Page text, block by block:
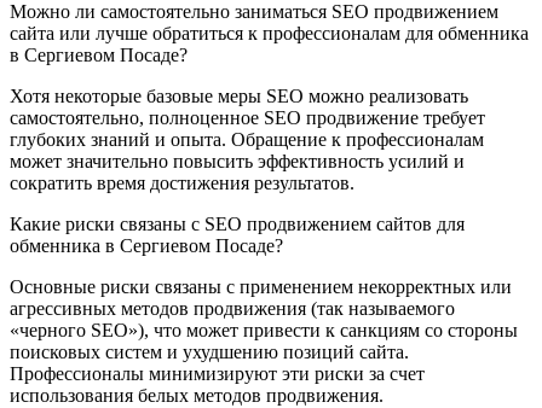
Можно ли самостоятельно заниматься SEO продвижением
сайта или лучше обратиться к профессионалам для обменника
в Сергиевом Посаде?
Хотя некоторые базовые меры SEO можно реализовать
самостоятельно, полноценное SEO продвижение требует
глубоких знаний и опыта. Обращение к профессионалам
может значительно повысить эффективность усилий и
сократить время достижения результатов.
Какие риски связаны с SEO продвижением сайтов для
обменника в Сергиевом Посаде?
Основные риски связаны с применением некорректных или
агрессивных методов продвижения (так называемого
«черного SEO»), что может привести к санкциям со стороны
поисковых систем и ухудшению позиций сайта.
Профессионалы минимизируют эти риски за счет
использования белых методов продвижения.